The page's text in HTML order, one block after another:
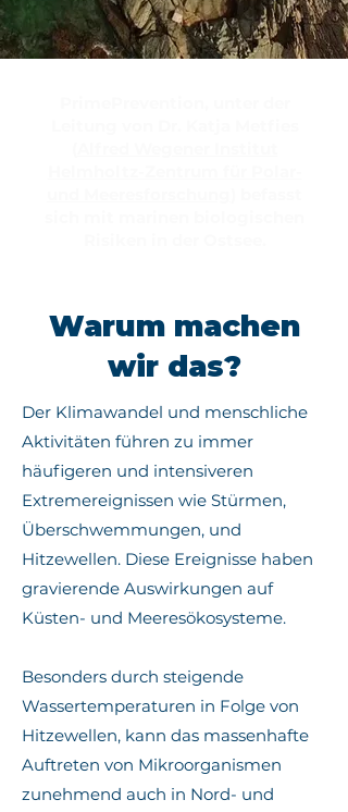
Warum machen
wir das?
Der Klimawandel und menschliche
Aktivitäten führen zu immer
häufigeren und intensiveren
Extremereignissen wie Stürmen,
Überschwemmungen, und
Hitzewellen. Diese Ereignisse haben
gravierende Auswirkungen auf
Küsten- und Meeresökosysteme.
Besonders durch steigende
Wassertemperaturen in Folge von
Hitzewellen, kann das massenhafte
Auftreten von Mikroorganismen
zunehmend auch in Nord- und